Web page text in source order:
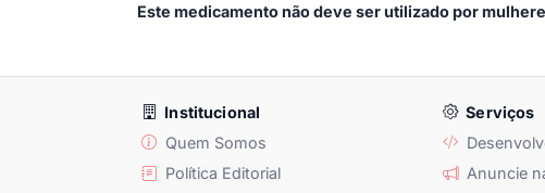
Este medicamento não deve ser utilizado por
Institucional
Quem Somos
Política Editorial
Serviços
Anuncie